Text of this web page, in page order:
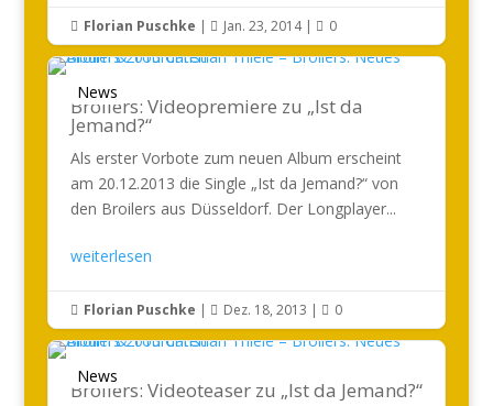
 Florian Puschke |  Jan. 23, 2014|  0
News
Broilers: Videopremiere zu „Ist da
Jemand?“
Als erster Vorbote zum neuen Album erscheint
am 20.12.2013 die Single „Ist da Jemand?“ von
den Broilers aus Düsseldorf. Der Longplayer...
weiterlesen
 Florian Puschke |  Dez. 18, 2013 |  0
News
Broilers: Videoteaser zu „Ist da Jemand?“